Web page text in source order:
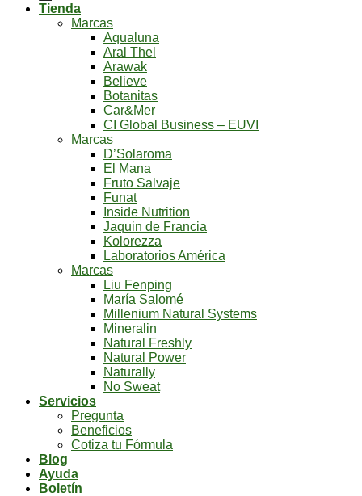
Tienda
Marcas
Aqualuna
Aral Thel
Arawak
Believe
Botanitas
Car&Mer
CI Global Business – EUVI
Marcas
D’Solaroma
El Mana
Fruto Salvaje
Funat
Inside Nutrition
Jaquin de Francia
Kolorezza
Laboratorios América
Marcas
Liu Fenping
María Salomé
Millenium Natural Systems
Mineralin
Natural Freshly
Natural Power
Naturally
No Sweat
Servicios
Pregunta
Beneficios
Cotiza tu Fórmula
Blog
Ayuda
Boletín